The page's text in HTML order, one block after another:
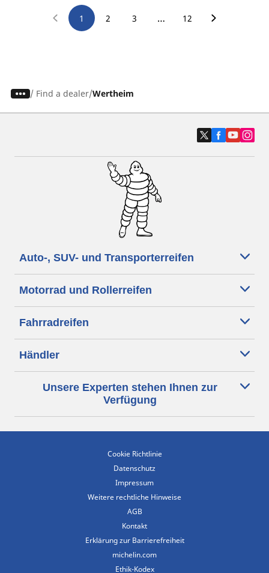
1 2 3 … 12
/ Find a dealer Wertheim
Auto-, SUV- und Transporterreifen
Motorrad und Rollerreifen
Fahrradreifen
Händler
Unsere Experten stehen Ihnen zur
Verfügung
Cookie Richtlinie
Datenschutz
Impressum
Weitere rechtliche Hinweise
AGB
Kontakt
Erklärung zur Barrierefreiheit
michelin.com
Ethik-Kodex